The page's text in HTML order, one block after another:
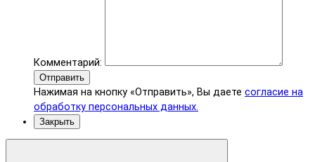
Комментарий:
Отправить
Нажимая на кнопку «Отправить», Вы даете согласие на
обработку персональных данных.
Закрыть